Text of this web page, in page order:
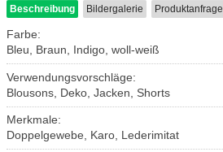
Beschreibung Bildergalerie Produktanfrage
Farbe:
Bleu, Braun, Indigo, woll-weiß
Verwendungsvorschläge:
Blousons, Deko, Jacken, Shorts
Merkmale:
Doppelgewebe, Karo, Lederimitat